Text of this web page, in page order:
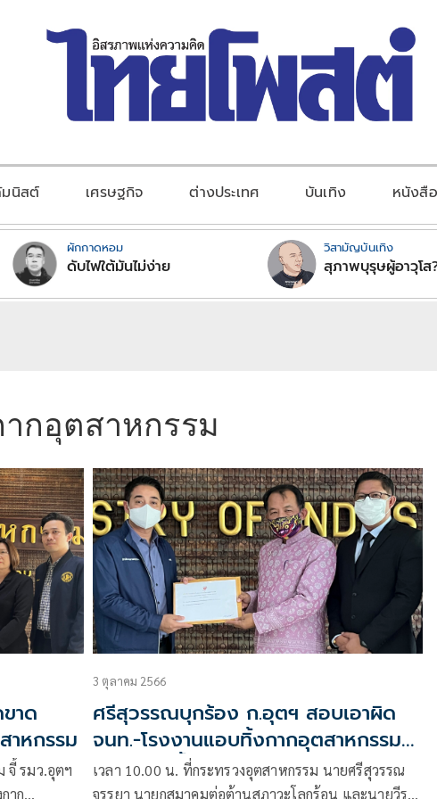
นิสต์ เศรษฐกิจ ต่างประเทศ บันเทิง หนังสื
ผักกาดหอม
ดับไฟใต้มันไม่ง่าย
วิสามัญบันเทิง
สุภาพบุรุษผู้อาวุโส
กอุตสาหกรรม
าด
าหกรรม
จี้ รมว.อุตฯ
าก
3 ตุลาคม 2566
ศรีสุวรรณบุกร้อง ก.อุตฯ สอบเอาผิด
จนท.-โรงงานแอบทิ้งกากอุตสาหกรรม
ใกล้แหล่งน้ำ
เวลา 10.00 น. ที่กระทรวงอุตสาหกรรม นายศรีสุวรรณ
จรรยา นายกสมาคมต่อต้านสภาวะโลกร้อน และนายวีระ